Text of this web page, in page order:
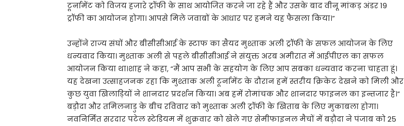
टूर्नामेंट को विजय हजारे ट्रॉफी के साथ आयोजित करने जा रहे हैं और उसके बाद वीनू मांकड़ अंडर 19
ट्रॉफी का आयोजन होगा। आपसे मिले जवाबों के आधार पर हमने यह फैसला किया।”
उन्होंने राज्य संघों और बीसीसीआई के स्टाफ का सैयद मुश्ताक अली ट्रॉफी के सफल आयोजन के लिए
धन्यवाद किया। मुश्ताक अली से पहले बीसीसीआई ने संयुक्त अरब अमीरात में आईपीएल का सफल
आयोजन किया था।शाह ने कहा, “मैं आप सभी के सहयोग के लिए आप सबका धन्यवाद करना चाहता हूं।
यह देखना उत्साहजनक रहा कि मुश्ताक अली टूर्नामेंट के दौरान हमें स्तरीय क्रिकेट देखने को मिली और
कुछ युवा खिलाड़ियों ने शानदार प्रदर्शन किया। अब हमें रोमांचक और शानदार फाइनल का इन्तजार है।”
बड़ौदा और तमिलनाडु के बीच रविवार को मुश्ताक अली ट्रॉफी के खिताब के लिए मुकाबला होगा।
नवनिर्मित सरदार पटेल स्टेडियम में शुक्रवार को खेले गए सेमीफाइनल मैचों में बड़ौदा ने पंजाब को 25